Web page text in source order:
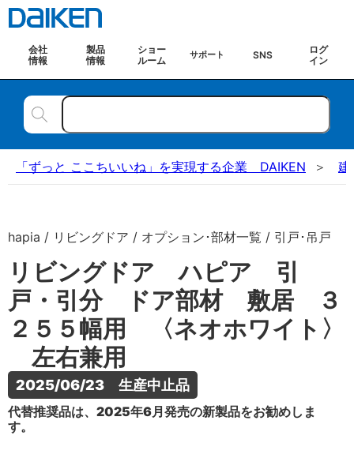
会社
情報
製品
情報
ショー
ルーム
サポート SNS
ログ
イン
「ずっと ここちいいね」を実現する企業 DAIKEN 建
hapia / リビングドア / オプション･部材一覧 / 引戸･吊戸
リビングドア ハピア 引
戸・引分 ドア部材 敷居 ３
２５５幅用 〈ネオホワイト〉
左右兼用
2025/06/23　生産中止品
代替推奨品は、2025年6月発売の新製品をお勧めしま
す。